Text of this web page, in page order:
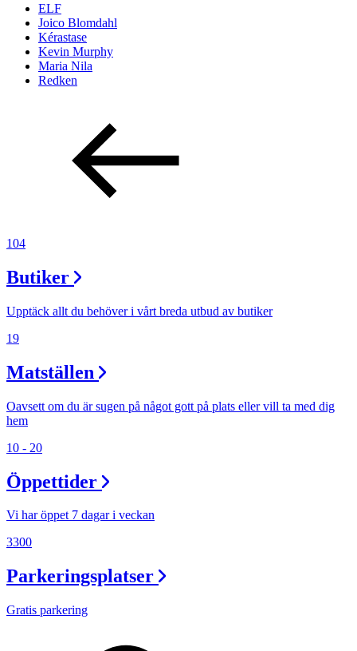
ELF
Joico Blomdahl
Kérastase
Kevin Murphy
Maria Nila
Redken
104
Butiker
Upptäck allt du behöver i vårt breda utbud av butiker
19
Matställen
Oavsett om du är sugen på något gott på plats eller vill ta med dig
hem
10 - 20
Öppettider
Vi har öppet 7 dagar i veckan
3300
Parkeringsplatser
Gratis parkering